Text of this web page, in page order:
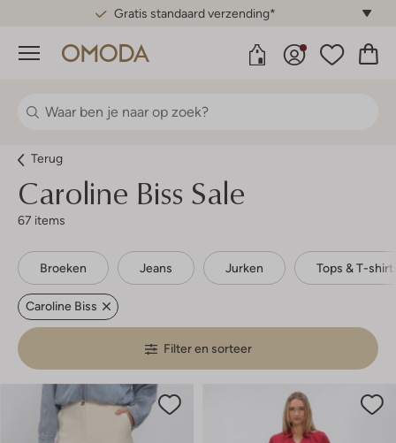
Gratis standaard verzending*
Menu
Terug
Caroline Biss Sale
67 items
Broeken Jeans Jurken Tops & T-
Caroline Biss
Filter en sorteer